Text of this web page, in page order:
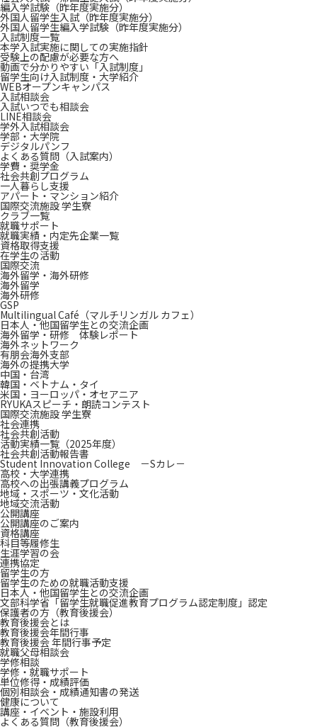
編入学試験（昨年度実施分）
外国人留学生入試（昨年度実施分）
外国人留学生編入学試験（昨年度実施分）
入試制度一覧
本学入試実施に関しての実施指針
受験上の配慮が必要な方へ
動画で分かりやすい「入試制度」
留学生向け入試制度・大学紹介
WEBオープンキャンパス
入試相談会
入試いつでも相談会
LINE相談会
学外入試相談会
学部・大学院
デジタルパンフ
よくある質問（入試案内）
学費・奨学金
社会共創プログラム
一人暮らし支援
アパート・マンション紹介
国際交流施設 学生寮
クラブ一覧
就職サポート
就職実績・内定先企業一覧
資格取得支援
在学生の活動
国際交流
海外留学・海外研修
海外留学
海外研修
GSP
Multilingual Café（マルチリンガル カフェ）
日本人・他国留学生との交流企画
海外留学・研修 体験レポート
海外ネットワーク
有朋会海外支部
海外の提携大学
中国・台湾
韓国・ベトナム・タイ
米国・ヨーロッパ・オセアニア
RYUKAスピーチ・朗読コンテスト
国際交流施設 学生寮
社会連携
社会共創活動
活動実績一覧（2025年度）
社会共創活動報告書
Student Innovation College －Sカレ－
高校・大学連携
高校への出張講義プログラム
地域・スポーツ・文化活動
地域交流活動
公開講座
公開講座のご案内
資格講座
科目等履修生
生涯学習の会
連携協定
留学生の方
留学生のための就職活動支援
日本人・他国留学生との交流企画
文部科学省「留学生就職促進教育プログラム認定制度」認定
保護者の方（教育後援会）
教育後援会とは
教育後援会年間行事
教育後援会 年間行事予定
就職父母相談会
学修相談
学修・就職サポート
単位修得・成績評価
個別相談会・成績通知書の発送
健康について
講座・イベント・施設利用
よくある質問（教育後援会）